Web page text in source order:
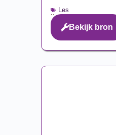
.. Les
Bekijk bron